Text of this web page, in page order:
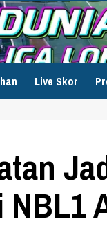
Live Skor
NBL1